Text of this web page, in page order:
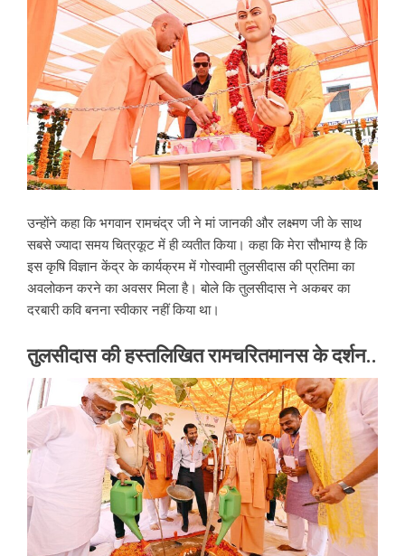
उन्होंने कहा कि भगवान रामचंद्र जी ने मां जानकी और लक्ष्मण जी के साथ
सबसे ज्यादा समय चित्रकूट में ही व्यतीत किया। कहा कि मेरा सौभाग्य है कि
इस कृषि विज्ञान केंद्र के कार्यक्रम में गोस्वामी तुलसीदास की प्रतिमा का
अवलोकन करने का अवसर मिला है। बोले कि तुलसीदास ने अकबर का
दरबारी कवि बनना स्वीकार नहीं किया था।
तुलसीदास की हस्तलिखित रामचरितमानस के दर्शन..